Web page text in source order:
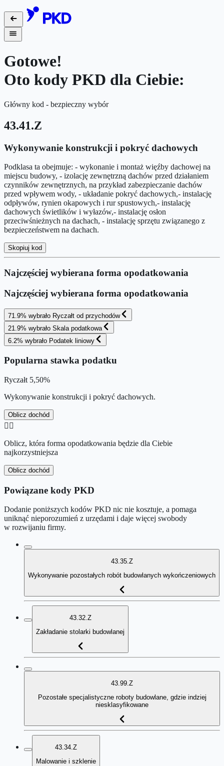
Gotowe!
Oto kody PKD dla Ciebie:
Główny kod - bezpieczny wybór
43.41.Z
Wykonywanie konstrukcji i pokryć dachowych
Podklasa ta obejmuje: - wykonanie i montaż więźby dachowej na
miejscu budowy, - izolację zewnętrzną dachów przed działaniem
czynników zewnętrznych, na przykład zabezpieczanie dachów
przed wpływem wody, - układanie pokryć dachowych,- instalację
odpływów, rynien okapowych i rur spustowych,- instalację
dachowych świetlików i wyłazów,- instalację osłon
przeciwśnieżnych na dachach, - instalację sprzętu związanego z
bezpieczeństwem na dachach.
Skopiuj kod
Najczęściej wybierana forma opodatkowania
Najczęściej wybierana forma opodatkowania
71.9% wybrało Ryczałt od przychodów
21.9% wybrało Skala podatkowa
6.2% wybrało Podatek liniowy
Popularna stawka podatku
Ryczałt 5,50%
Wykonywanie konstrukcji i pokryć dachowych.
Oblicz dochód
👉🏻
Oblicz, która forma opodatkowania będzie dla Ciebie
najkorzystniejsza
Oblicz dochód
Powiązane kody PKD
Dodanie poniższych kodów PKD nic nie kosztuje, a pomaga
uniknąć nieporozumień z urzędami i daje więcej swobody
w rozwijaniu firmy.
43.35.Z
Wykonywanie pozostałych robót budowlanych wykończeniowych
43.32.Z
Zakładanie stolarki budowlanej
43.99.Z
Pozostałe specjalistyczne roboty budowlane, gdzie indziej
niesklasyfikowane
43.34.Z
Malowanie i szklenie